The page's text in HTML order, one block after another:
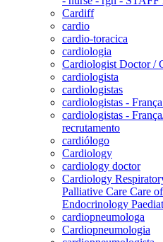
Cardiff
cardio
cardio-toracica
cardiologia
Cardiologist Doctor /
cardiologista
cardiologistas
cardiologistas -
cardiologistas -
recrutamento
cardiólogo
Cardiology
cardiology doctor
Cardiology
Palliative Care Care
Endocrinology
cardiopneumologa
Cardiopneumologia